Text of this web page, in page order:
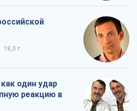
18,0 т.
один удар
реакцию в